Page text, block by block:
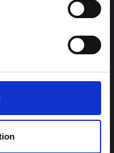
توجيهات
توصيات: التخليق
جمهورية الكونغو
والسلوكية السابقة حول